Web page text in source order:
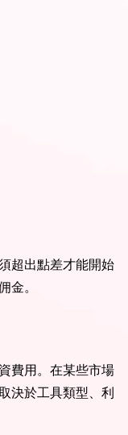
超出點差才能開始
。
費用。在某些市場
決於工具類型、利